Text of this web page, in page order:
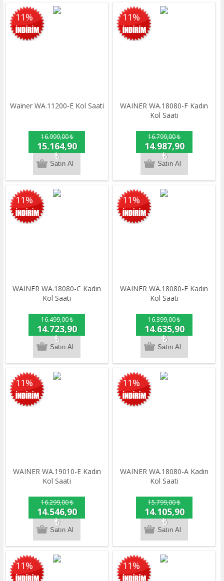
11%
Wainer WA.11200-E Kol Saati
16.999,00 ₺
15.164,90
₺
11%
WAINER WA.18080-F Kadın
Kol Saati
16.799,00 ₺
14.987,90
₺
11%
WAINER WA.18080-C Kadın
Kol Saati
16.499,00 ₺
14.723,90
₺
11%
WAINER WA.18080-E Kadın
Kol Saati
16.399,00 ₺
14.635,90
₺
11%
WAINER WA.19010-E Kadın
Kol Saati
16.299,00 ₺
14.546,90
₺
11%
WAINER WA.18080-A Kadın
Kol Saati
15.799,00 ₺
14.105,90
₺
11% 11%